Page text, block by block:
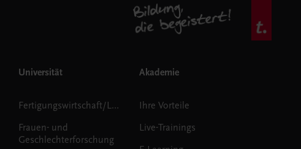
Universität
Fertigungswirtschaft/Logistik
Frauen- und
Geschlechterforschung
Akademie
Ihre Vorteile
Live-Trainings